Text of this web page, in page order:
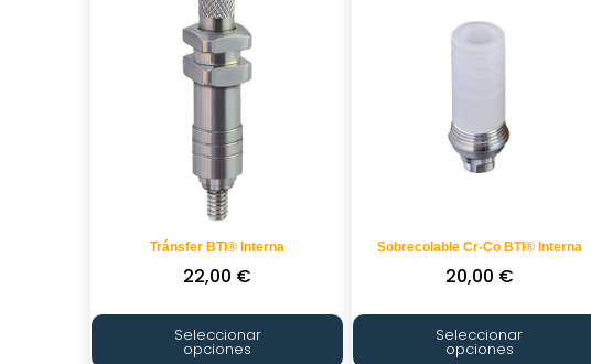
Tránsfer BTI® Interna
22,00 €
Seleccionar
opciones
Sobrecolable Cr-Co BTI® Interna
20,00 €
Seleccionar
opciones